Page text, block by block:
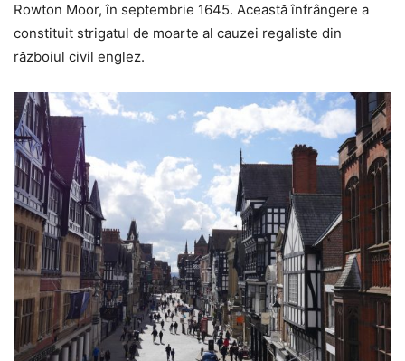
Rowton Moor, în septembrie 1645. Această înfrângere a
constituit strigatul de moarte al cauzei regaliste din
războiul civil englez.